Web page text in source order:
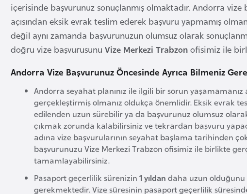
içerisinde başvurunuz sonuçlanmış olmaktadır. Andorra
açısından eksik evrak teslim ederek başvuru yapmamış
değil aynı zamanda başvurunuzun olumsuz olarak
doğru vize başvurusunu Vize Merkezi Trabzon ofisimiz ile
Andorra Vize Başvurunuz Öncesinde Ayrıca Bilmeniz
Andorra seyahat planınız ile ilgili bir sorun
gerçekleştirmiş olmanız oldukça önemlidir. Eksik evrak
edilenden uzun sürebilir ya da başvurunuz olumsuz
çıkmak zorunda kalabilirsiniz ve tekrardan başvuru
adına vize başvurularının seyahat başlama tarihinden
başvurunuzu Vize Merkezi Trabzon ofisimiz ile birlikte
tamamlayabilirsiniz.
Pasaport geçerlilik sürenizin 1 yıldan daha uzun
gerekmektedir. Vize süresinin pasaport geçerlilik